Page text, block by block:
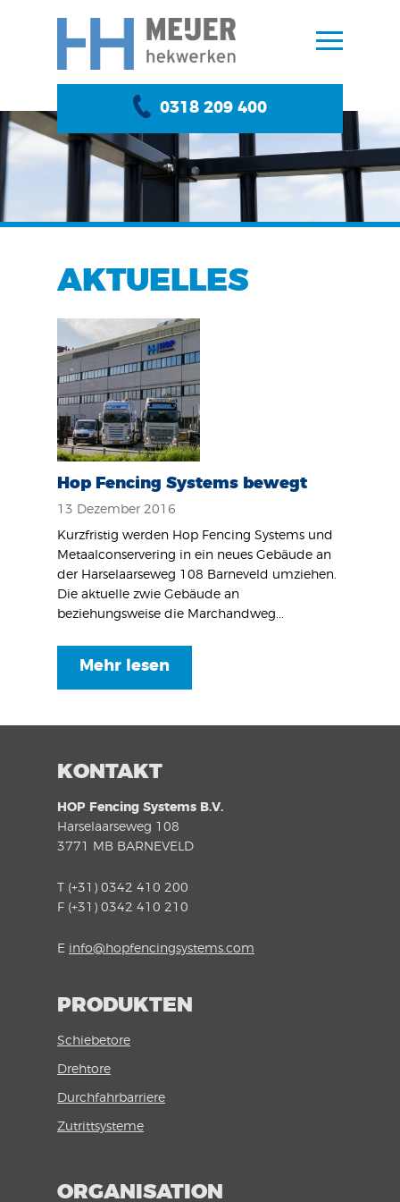
0318 209 400
AKTUELLES
Hop Fencing Systems bewegt
13 Dezember 2016
Kurzfristig werden Hop Fencing Systems und
Metaalconservering in ein neues Gebäude an
der Harselaarseweg 108 Barneveld umziehen.
Die aktuelle zwie Gebäude an
beziehungsweise die Marchandweg...
Mehr lesen
KONTAKT
HOP Fencing Systems B.V.
Harselaarseweg 108
3771 MB BARNEVELD
T (+31) 0342 410 200
F (+31) 0342 410 210
E info@hopfencingsystems.com
PRODUKTEN
Schiebetore
Drehtore
Durchfahrbarriere
Zutrittsysteme
ORGANISATION